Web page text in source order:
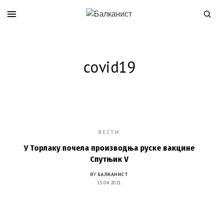
covid19
ВЕСТИ
У Торлаку почела производња руске вакцине
Спутњик V
BY БАЛКАНИСТ
15.04.2021